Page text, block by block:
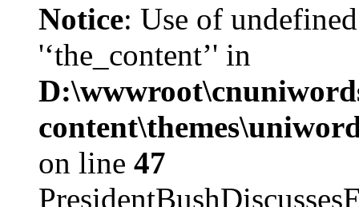
Notice: Use of
'‘the_content’' in
on line 47